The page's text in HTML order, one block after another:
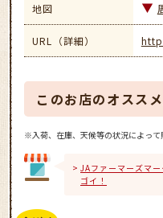
地図
URL（詳細）
このお店のオスス
※入荷、在庫、天候等の状況によって
JAファーマーズマ
ゴイ！